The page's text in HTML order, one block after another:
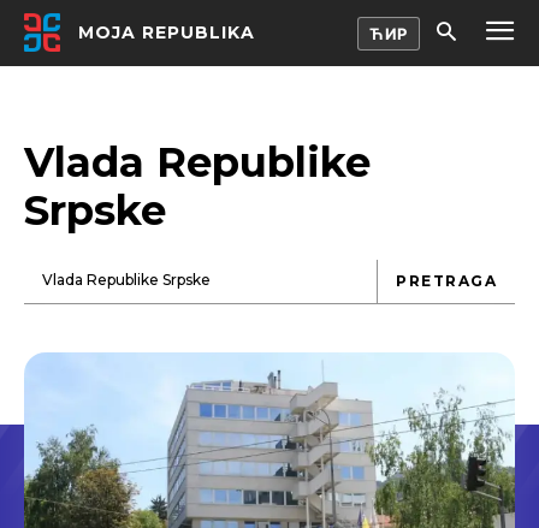
MOJA REPUBLIKA
Vlada Republike
Srpske
PRETRAGA